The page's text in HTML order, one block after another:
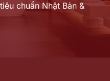
chuẩn Nhật Bản &